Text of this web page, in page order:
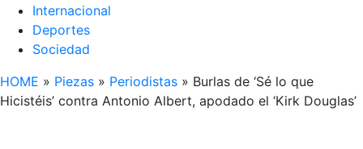
Internacional
Deportes
Sociedad
HOME » Piezas » Periodistas » Burlas de ‘Sé lo que
Hicistéis’ contra Antonio Albert, apodado el ‘Kirk Douglas’